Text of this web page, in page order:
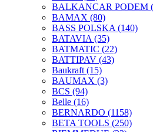
BALKANCAR PODEM
BAMAX (80)
BASS POLSKA (140)
BATAVIA (35)
BATMATIC (22)
BATTIPAV (43)
Baukraft (15)
BAUMAX (3)
BCS (94)
Belle (16)
BERNARDO (1158)
BETA TOOLS (250)